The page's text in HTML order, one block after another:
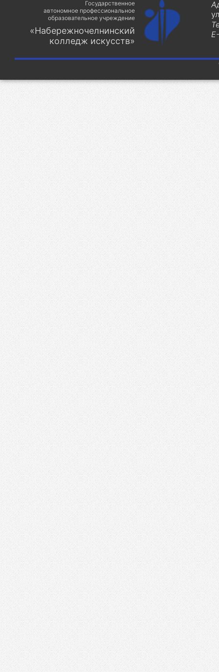
Государственное
автономное профессиональное
образовательное учреждение
«Набережночелнинский
колледж искусств»